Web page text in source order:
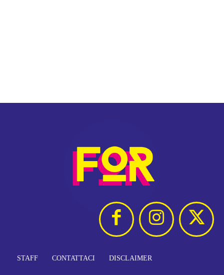
STAFF CONTATTACI DISCLAIMER